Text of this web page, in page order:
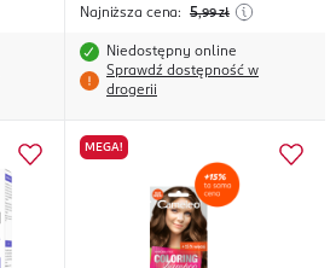
Najniższa cena: 5,99 zł
Niedostępny online
Sprawdź dostępność w
drogerii
MEGA!